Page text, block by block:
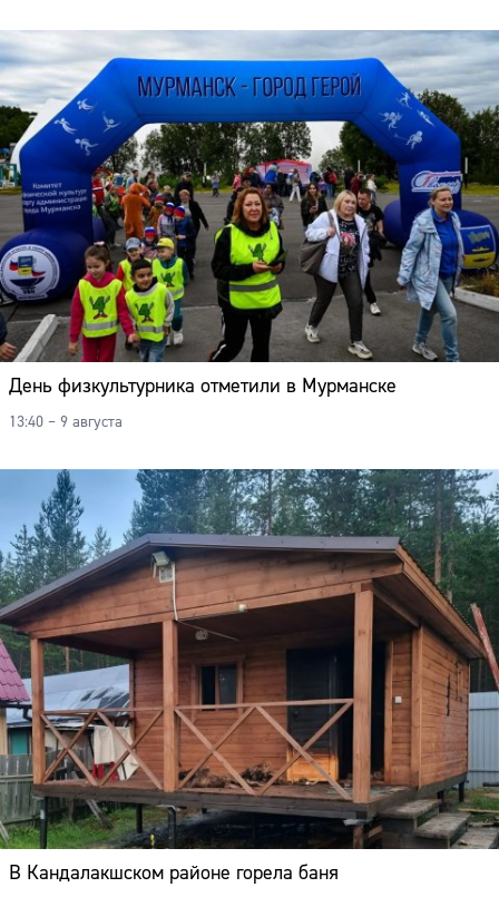
День физкультурника отметили в Мурманске
13:40 – 9 августа
В Кандалакшском районе горела баня